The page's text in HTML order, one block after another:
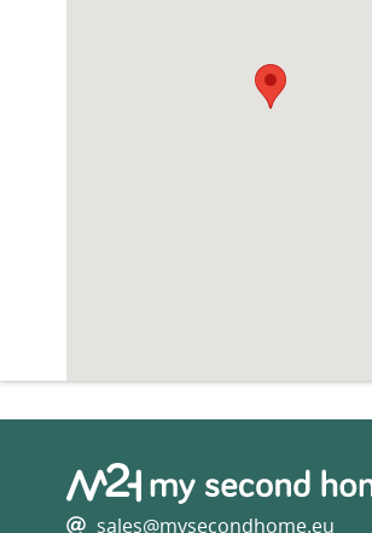
sales@mysecondhome.eu